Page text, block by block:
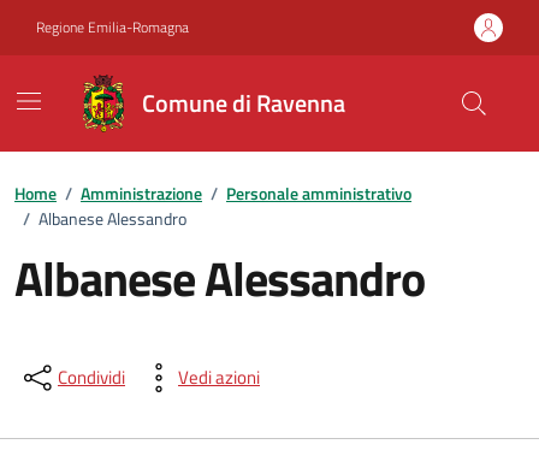
Regione Emilia-Romagna
Comune di Ravenna
Home / Amministrazione / Personale amministrativo
/ Albanese Alessandro
Albanese Alessandro
Condividi Vedi azioni